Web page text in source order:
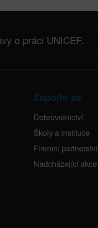
o práci UNICEF.
Zapojte se
Dobrovolnictví
Školy a instituce
Firemní partnerství
Nadcházející akce